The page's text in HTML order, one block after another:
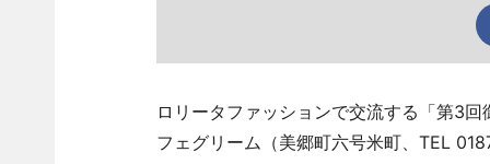
ロリータファッションで交流する「第3
フェグリーム（美郷町六号米町、TEL